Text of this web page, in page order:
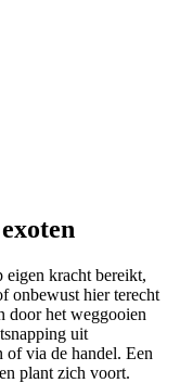
eigen kracht bereikt,
onbewust hier terecht
door het weggooien
uit
of via de handel. Een
plant zich voort.